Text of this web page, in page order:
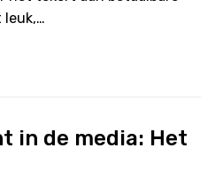
leuk,…
in de media: Het